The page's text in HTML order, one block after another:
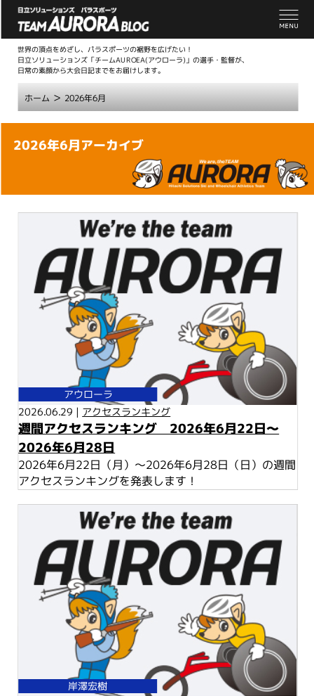
世界の頂点をめざし、パラスポーツの裾野を広げたい！
日立ソリューションズ「チームAUROEA(アウローラ)」の選手・監督が、
日常の素顔から大会日記までをお届けします。
ホーム > 2026年6月
本
2026年6月アーカイブ
アウローラ
2026.06.29 | アクセスランキング
週間アクセスランキング 2026年6月22日～
2026年6月28日
2026年6月22日（月）～2026年6月28日（日）の週間
アクセスランキングを発表します！
岸澤宏樹